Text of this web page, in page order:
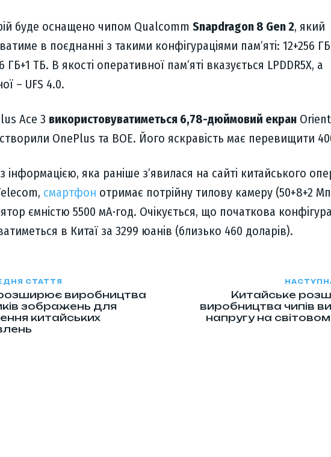
буде оснащено чипом QualcommSnapdragon 8 Gen 2, який
в поєднанні з такими конфігураціями памʼяті: 12+256
ГБ+1 ТБ. В якості оперативної пам’яті вказується LPDDR5X, а
– UFS 4.0.
Ace 3 використовуватиметься 6,78-дюймовий екран
OnePlus та BOE. Його яскравість має перевищити
інформацією, яка раніше зʼявилася на сайті китайського
смартфон отримає потрійну тилову камеру (50+8+2
ємністю 5500 мА·год. Очікується, що початкова
в Китаї за 3299 юанів (близько 460 доларів).
СТАТТЯ
виробництва
зображень для
китайських
Китайське
виробництва чипів
напругу на